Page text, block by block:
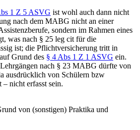
1 Z 5 ASVG ist wohl auch dann nicht
nach dem MABG nicht an einer
sondern im Rahmen eines
was nach § 25 leg cit für die
ist; die Pflichtversicherung tritt in
Grund des § 4 Abs 1 Z 1 ASVG ein.
nach § 23 MABG dürfte von
ausdrücklich von Schülern bzw
– nicht erfasst sein.
von (sonstigen) Praktika und